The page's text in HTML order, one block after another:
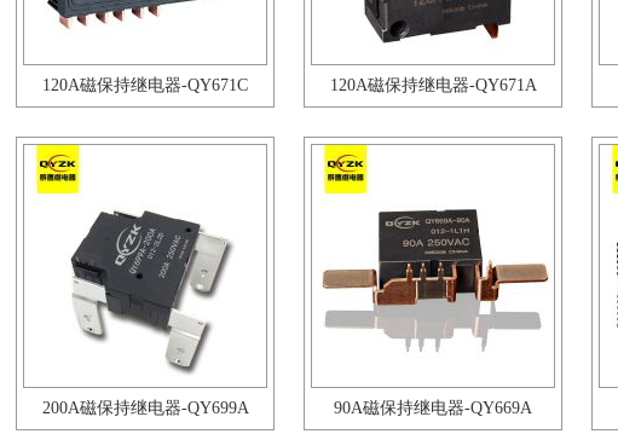
120A磁保持继电器-QY671C 120A磁保持继电器-QY671A
200A磁保持继电器-QY699A 90A磁保持继电器-QY669A